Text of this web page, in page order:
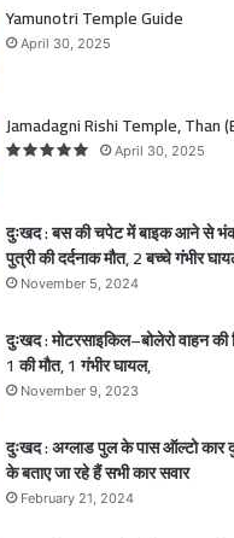
से
गां
व
ता
–
पु
की
द
र्द
क
मौ
त
Yamunotri Temple Guide
April 30, 2025
Jamadagni Rishi Temple, Than
April 30, 2025
दुःखद : बस की चपेट में बाइक आने से
पुत्री की दर्दनाक मौत, 2 बच्चे गंभीर
November 5, 2024
दुःखद : मोटरसाइकिल–बोलेरो वाहन
1 की मौत, 1 गंभीर घायल,
November 9, 2023
दुःखद : अग्लाड पुल के पास ऑल्टो कार
के बताए जा रहे हैं सभी कार सवार
February 21, 2024